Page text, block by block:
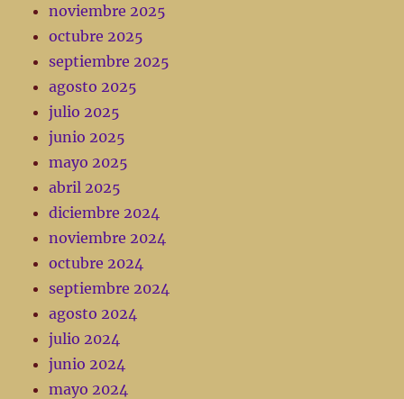
noviembre 2025
octubre 2025
septiembre 2025
agosto 2025
julio 2025
junio 2025
mayo 2025
abril 2025
diciembre 2024
noviembre 2024
octubre 2024
septiembre 2024
agosto 2024
julio 2024
junio 2024
mayo 2024